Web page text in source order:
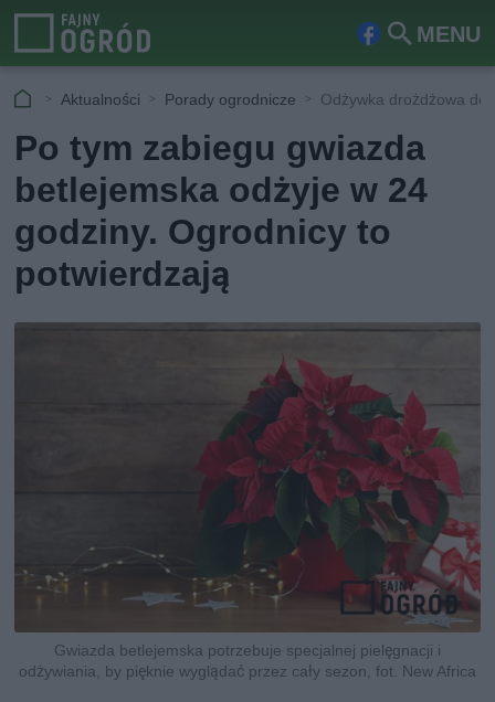
MENU
Fa
ook
Szu
kaj
Aktualności Porady ogrodnicze Odżywka drożdżowa do
Po tym zabiegu gwiazda
betlejemska odżyje w 24
godziny. Ogrodnicy to
potwierdzają
Gwiazda betlejemska potrzebuje specjalnej pielęgnacji i
odżywiania, by pięknie wyglądać przez cały sezon, fot. New Africa